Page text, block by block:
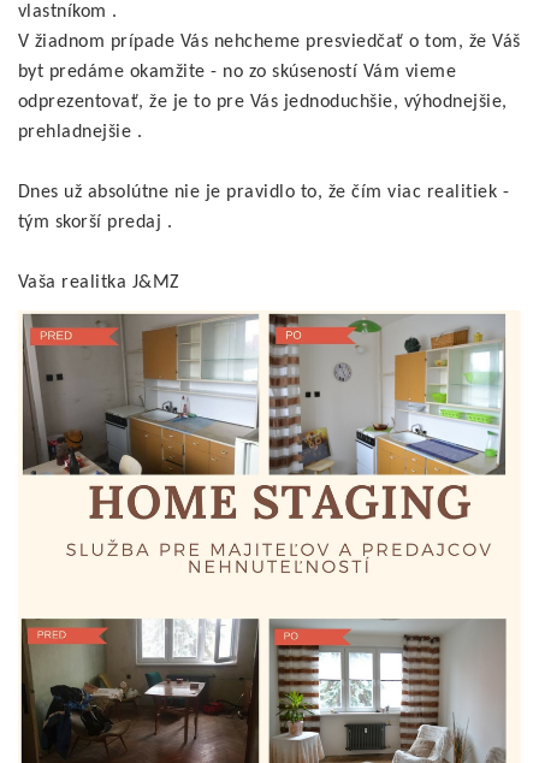
vlastníkom .
V žiadnom prípade Vás nehcheme presviedčať o tom, že Váš
byt predáme okamžite - no zo skúseností Vám vieme
odprezentovať, že je to pre Vás jednoduchšie, výhodnejšie,
prehladnejšie .
Dnes už absolútne nie je pravidlo to, že čím viac realitiek -
tým skorší predaj .
Vaša realitka J&MZ